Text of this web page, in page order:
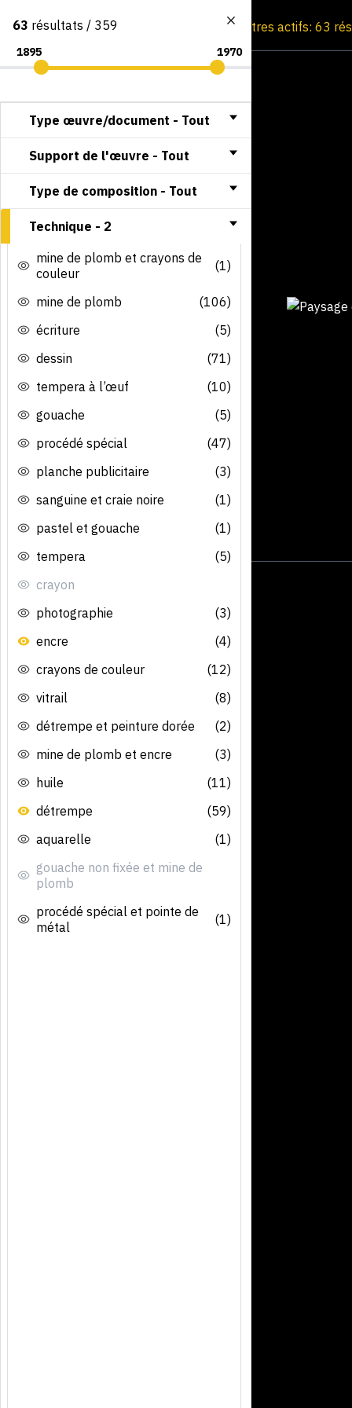
Consultation par image Filtres actifs: 63
63 résultats / 359
Type œuvre/document - Tout
Support de l'œuvre - Tout
Type de composition - Tout
Technique - 2
mine de plomb et crayons de
couleur
(1)
mine de plomb
(106)
écriture
(5)
dessin
(71)
tempera à l’œuf
(10)
gouache
(5)
procédé spécial
(47)
planche publicitaire
(3)
sanguine et craie noire
(1)
pastel et gouache
(1)
tempera
(5)
crayon
photographie
(3)
encre
(4)
crayons de couleur
(12)
vitrail
(8)
détrempe et peinture dorée
(2)
mine de plomb et encre
(3)
huile
(11)
détrempe
(59)
aquarelle
(1)
gouache non fixée et mine de
plomb
procédé spécial et pointe de
métal
(1)